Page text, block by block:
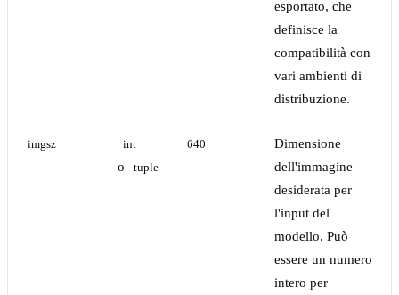
esportato, che
definisce la
compatibilità con
vari ambienti di
distribuzione.
imgsz int
o tuple
640
Dimensione
dell'immagine
desiderata per
l'input del
modello. Può
essere un numero
intero per